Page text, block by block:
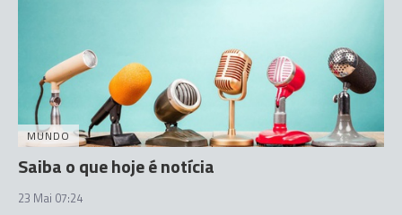
MUNDO
Saiba o que hoje é notícia
23 Mai 07:24